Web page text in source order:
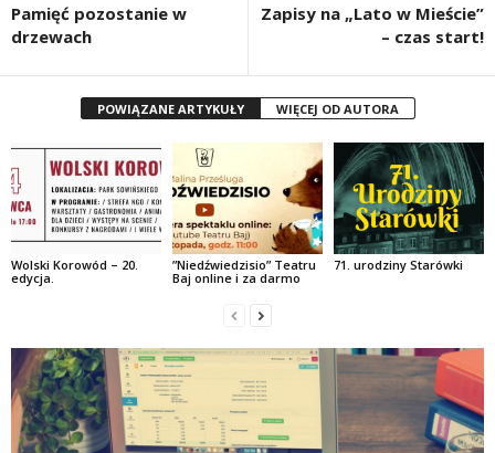
Pamięć pozostanie w
drzewach
Zapisy na „Lato w Mieście”
– czas start!
POWIĄZANE ARTYKUŁY WIĘCEJ OD AUTORA
Wolski Korowód – 20.
edycja.
”Niedźwiedzisio” Teatru
Baj online i za darmo
71. urodziny Starówki